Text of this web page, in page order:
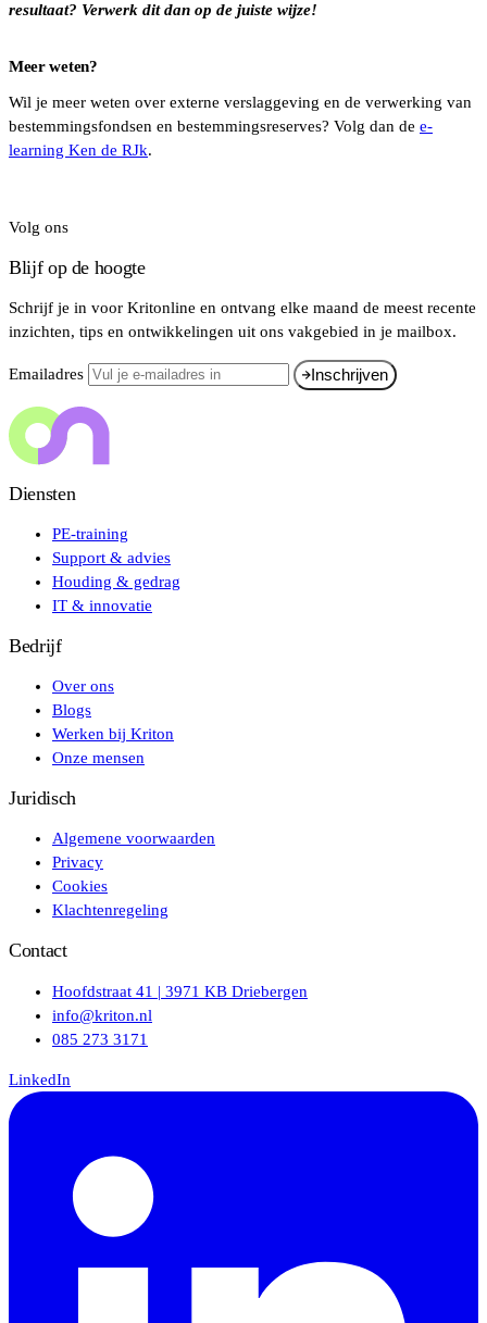
resultaat? Verwerk dit dan op de juiste wijze!
Meer weten?
Wil je meer weten over externe verslaggeving en de verwerking van
bestemmingsfondsen en bestemmingsreserves? Volg dan de e-
learning Ken de RJk.
Volg ons
Blijf op de hoogte
Schrijf je in voor Kritonline en ontvang elke maand de meest recente
inzichten, tips en ontwikkelingen uit ons vakgebied in je mailbox.
Emailadres Inschrijven
Diensten
PE-training
Support & advies
Houding & gedrag
IT & innovatie
Bedrijf
Over ons
Blogs
Werken bij Kriton
Onze mensen
Juridisch
Algemene voorwaarden
Privacy
Cookies
Klachtenregeling
Contact
Hoofdstraat 41 | 3971 KB Driebergen
info@kriton.nl
085 273 3171
LinkedIn